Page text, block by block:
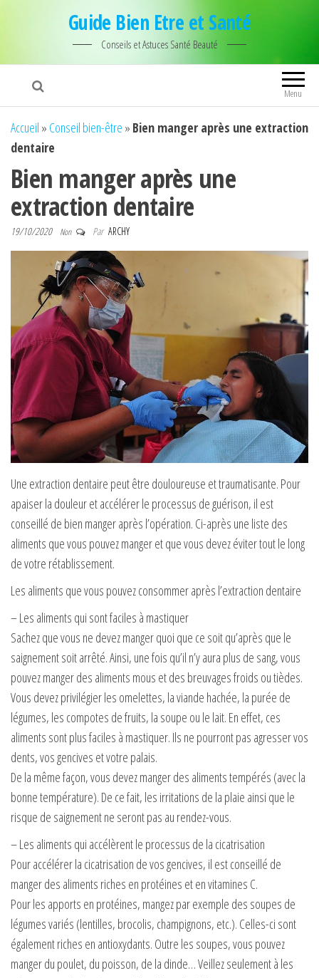
Guide Bien Etre et Santé
Conseils et Astuces Santé Beauté
Menu
Accueil » Conseil bien-être » Bien manger après une extraction
dentaire
Bien manger après une
extraction dentaire
19/10/2020 Non Par ARCHY
Une extraction dentaire peut être douloureuse et traumatisante. Pour
apaiser la douleur et accélérer le processus de guérison, il est
conseillé de bien manger après l’opération. Ci-après une liste des
aliments que vous pouvez manger et que vous devez éviter tout le long
de votre rétablissement.
Les aliments que vous pouvez consommer après l’extraction dentaire
– Les aliments qui sont faciles à mastiquer
Sachez que vous ne devez manger quoi que ce soit qu’après que le
saignement soit arrêté. Ainsi, une fois qu’il n’y aura plus de sang, vous
pouvez manger des aliments mous et des breuvages froids ou tièdes.
Vous devez privilégier les omelettes, la viande hachée, la purée de
légumes, les compotes de fruits, la soupe ou le lait. En effet, ces
aliments sont plus faciles à mastiquer. Ils ne pourront pas agresser vos
dents, vos gencives et votre palais.
De la même façon, vous devez manger des aliments tempérés (avec la
bonne température). De ce fait, les irritations de la plaie ainsi que le
risque de saignement ne seront pas au rendez-vous.
– Les aliments qui accélèrent le processus de la cicatrisation
Pour accélérer la cicatrisation de vos gencives, il est conseillé de
manger des aliments riches en protéines et en vitamines C.
Pour les apports en protéines, mangez par exemple des soupes de
légumes variés (lentilles, brocolis, champignons, etc.). Celles-ci sont
également riches en antioxydants. Outre les soupes, vous pouvez
manger du poulet, du poisson, de la dinde… Veillez seulement à les